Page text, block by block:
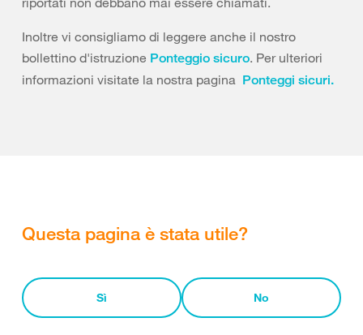
Inoltre vi consigliamo di leggere anche il nostro
bollettino d'istruzione Ponteggio sicuro. Per ulteriori
informazioni visitate la nostra pagina Ponteggi sicuri.
Questa pagina è stata utile?
Sì No